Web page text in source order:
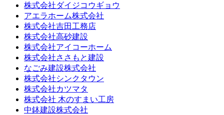
株式会社ダイジコウギョウ
アエラホーム株式会社
株式会社吉田工務店
株式会社高砂建設
株式会社アイコーホーム
株式会社ささもと建設
なごみ建設株式会社
株式会社シンクタウン
株式会社カツマタ
株式会社 木のすまい工房
中鉢建設株式会社